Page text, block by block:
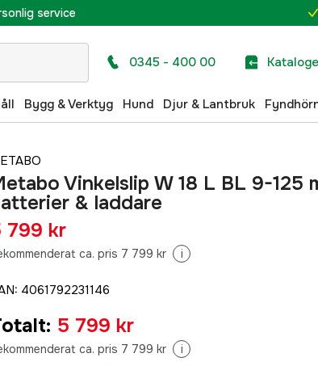
service
0345 - 400 00
Bygg & Verktyg Hund Djur & Lantbruk
Vinkelslip W 18 L BL 9-125
& laddare
799 kr
ca. pris 7 799 kr i
: 4061792231146
: 5 799 kr
ca. pris 7 799 kr i